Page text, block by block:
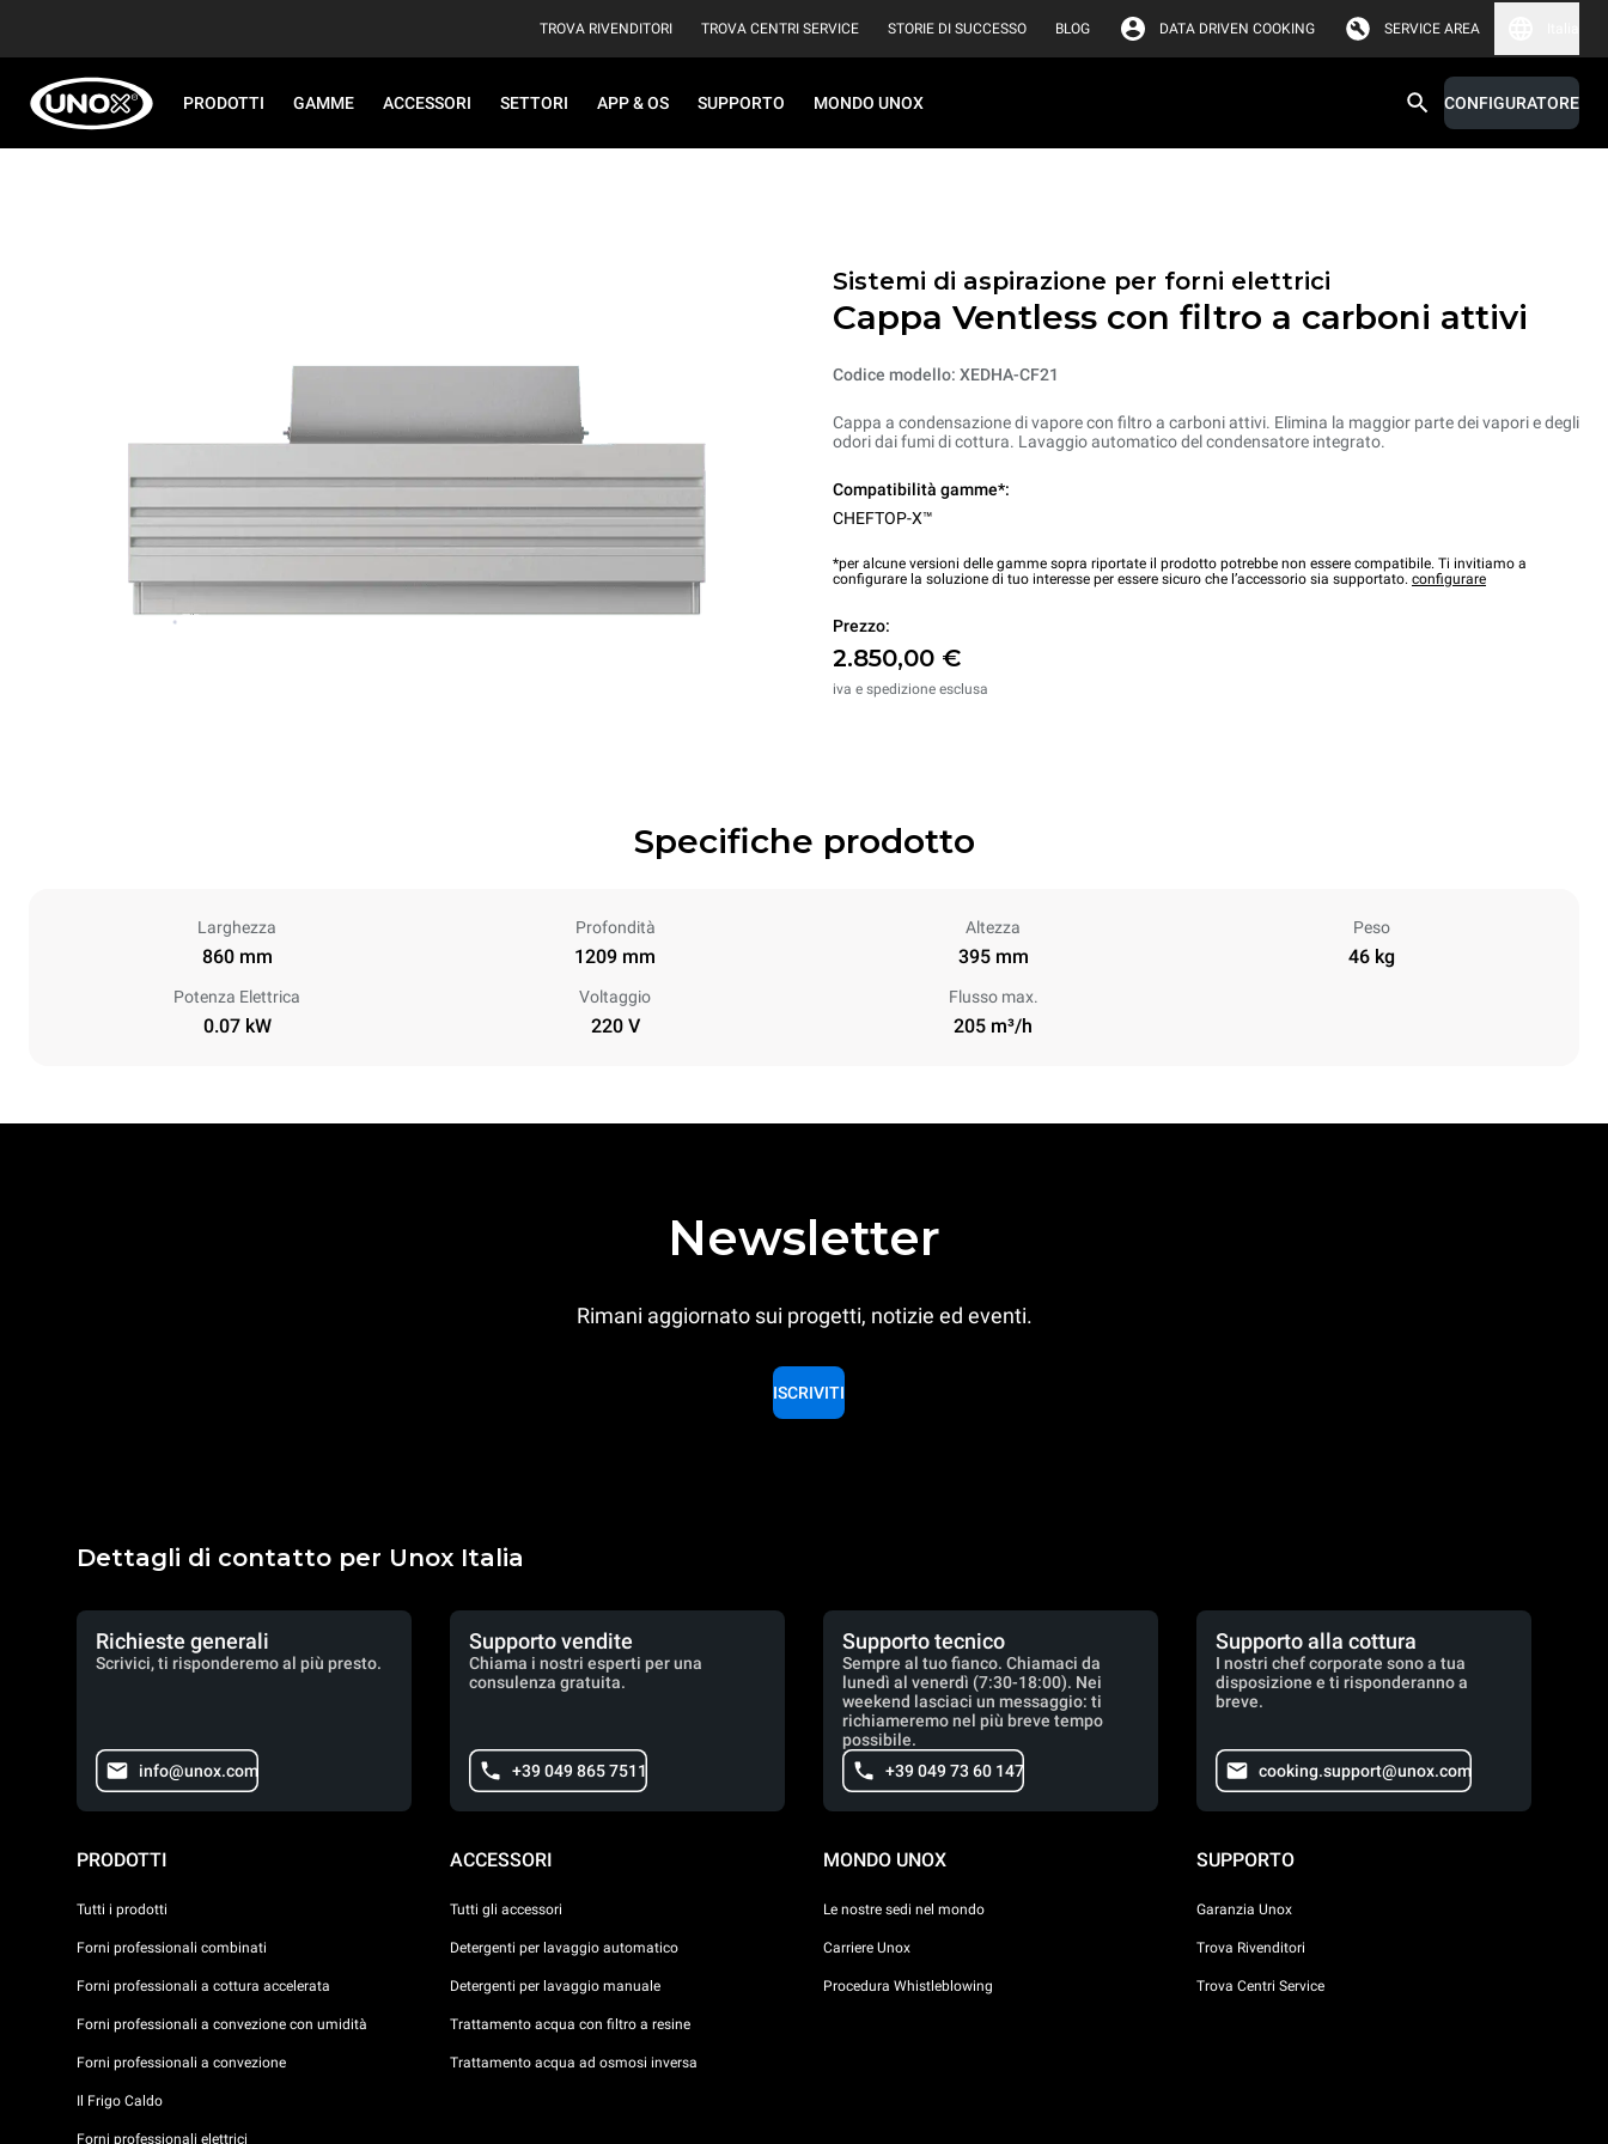
TROVA RIVENDITORI TROVA CENTRI SERVICE STORIE DI SUCCESSO BLOG DATA DRIVEN COOKING SERVICE AREA
PRODOTTI GAMME ACCESSORI SETTORI APP & OS SUPPORTO MONDO UNOX CONFIGURATORE
Sistemi di aspirazione per forni elettrici
Cappa Ventless con filtro a carboni attivi
Codice modello: XEDHA-CF21
Cappa a condensazione di vapore con filtro a carboni attivi. Elimina la maggior parte dei vapori e degli
odori dai fumi di cottura. Lavaggio automatico del condensatore integrato.
Compatibilità gamme*:
CHEFTOP-X™
*per alcune versioni delle gamme sopra riportate il prodotto potrebbe non essere compatibile. Ti invitiamo a
configurare la soluzione di tuo interesse per essere sicuro che l’accessorio sia supportato. configurare
Prezzo:
2.850,00 €
iva e spedizione esclusa
Specifiche prodotto
Larghezza
860 mm
Profondità
1209 mm
Altezza
395 mm
Peso
46 kg
Potenza Elettrica
0.07 kW
Voltaggio
220 V
Flusso max.
205 m³/h
Newsletter
Rimani aggiornato sui progetti, notizie ed eventi.
ISCRIVITI
Dettagli di contatto per Unox Italia
Richieste generali
Scrivici, ti risponderemo al più presto.
info@unox.com
Supporto vendite
Chiama i nostri esperti per una
consulenza gratuita.
+39 049 865 7511
Supporto tecnico
Sempre al tuo fianco. Chiamaci da
lunedì al venerdì (7:30-18:00). Nei
weekend lasciaci un messaggio: ti
richiameremo nel più breve tempo
possibile.
+39 049 73 60 147
Supporto alla cottura
I nostri chef corporate sono a tua
disposizione e ti risponderanno a
breve.
cooking.support@unox.com
PRODOTTI
Tutti i prodotti
Forni professionali combinati
Forni professionali a cottura accelerata
Forni professionali a convezione con umidità
Forni professionali a convezione
Il Frigo Caldo
Forni professionali elettrici
ACCESSORI
Tutti gli accessori
Detergenti per lavaggio automatico
Detergenti per lavaggio manuale
Trattamento acqua con filtro a resine
Trattamento acqua ad osmosi inversa
MONDO UNOX
Le nostre sedi nel mondo
Carriere Unox
Procedura Whistleblowing
SUPPORTO
Garanzia Unox
Trova Rivenditori
Trova Centri Service